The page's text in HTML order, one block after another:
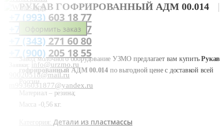
+7 (993) 603 18 77
+7 (343)521 56 57
+7 (343) 271 60 80
+7 (900) 205 18 55
Заявки: info@urzmo.ru
90020518@mail.ru
m9936031877@yandex.ru
РУКАВ ГОФРИРОВАННЫЙ АДМ 00.014
Оформить заказ
Завод молочного оборудование УЗМО предлагает вам купитьРукав
гофрированный АДМ 00.014по выгодной цене с доставкой всей
России.
Материал – резина;
Масса -0,56 кг.
Категория: Детали из пластмассы